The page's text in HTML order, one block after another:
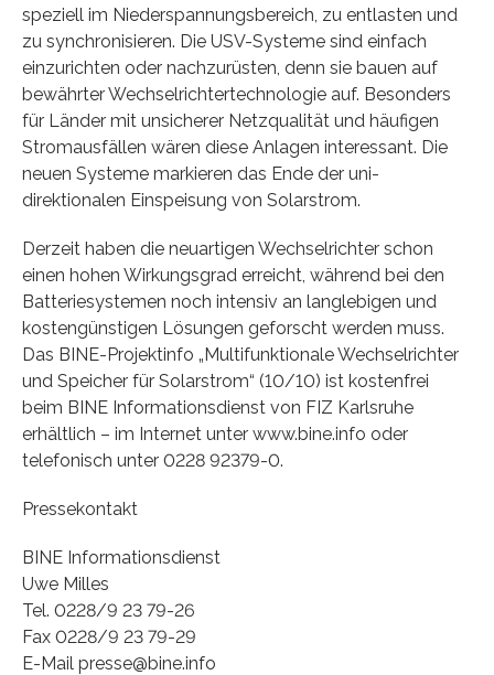
speziell im Niederspannungsbereich, zu entlasten und
zu synchronisieren. Die USV-Systeme sind einfach
einzurichten oder nachzurüsten, denn sie bauen auf
bewährter Wechselrichtertechnologie auf. Besonders
für Länder mit unsicherer Netzqualität und häufigen
Stromausfällen wären diese Anlagen interessant. Die
neuen Systeme markieren das Ende der uni-
direktionalen Einspeisung von Solarstrom.
Derzeit haben die neuartigen Wechselrichter schon
einen hohen Wirkungsgrad erreicht, während bei den
Batteriesystemen noch intensiv an langlebigen und
kostengünstigen Lösungen geforscht werden muss.
Das BINE-Projektinfo „Multifunktionale Wechselrichter
und Speicher für Solarstrom“ (10/10) ist kostenfrei
beim BINE Informationsdienst von FIZ Karlsruhe
erhältlich – im Internet unter www.bine.info oder
telefonisch unter 0228 92379-0.
Pressekontakt
BINE Informationsdienst
Uwe Milles
Tel. 0228/9 23 79-26
Fax 0228/9 23 79-29
E-Mail presse@bine.info